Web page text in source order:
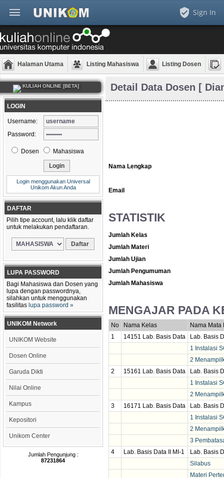
Sign In
Halaman Utama Listing Mahasiswa Listing Dosen
KULIAH ONLINE [BETA]
LOGIN
Username:
Password:
Dosen Mahasiswa
Login menggunakan Universal
Unikom Akun Anda
DAFTAR
Pilih tipe account, lalu klik daftar
untuk melakukan pendaftaran.
LUPA PASSWORD
Bagi Mahasiswa dan Dosen yang
lupa dengan passwordnya,
silahkan untuk menggunakan
fasilitas lupa password »
UNIKOM Network
UNIKOM Website
Dosen Online
Garuda Dikti
Nilai Online
Kampus
Kepositori
Unikom Center
Jumlah Pengunjung :
87231864
Detail Data Dosen [
Nama Lengkap
Email
STATISTIK
Jumlah Kelas
Jumlah Materi
Jumlah Ujian
Jumlah Pengumuman
Jumlah Mahasiswa
MENGAJAR PADA
No Nama Kelas
Nama Mata
1
14151 Lab. Basis Data
Lab. Basis
1 Instalasi
2
2
15161 Lab. Basis Data
Lab. Basis
1 Instalasi
2
3
16171 Lab. Basis Data
Lab. Basis
1 Instalasi
2
3
4
Lab. Basis Data II MI-1
Lab. Basis
Silabus
Materi